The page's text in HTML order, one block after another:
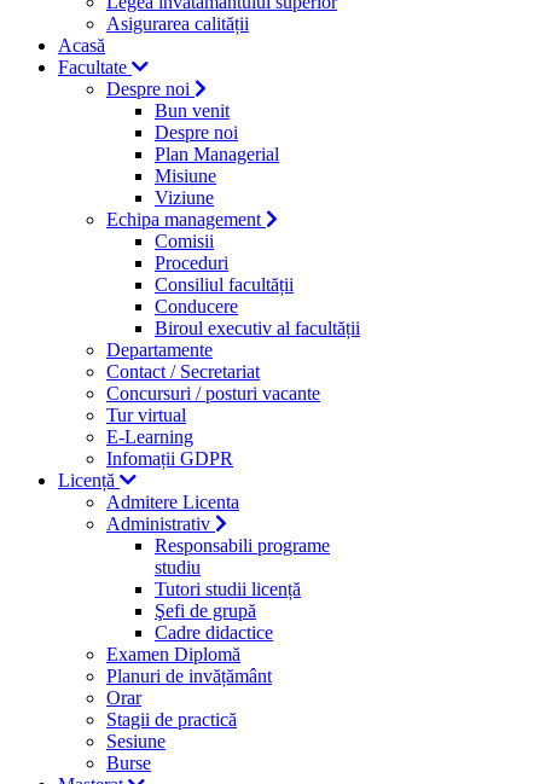
Asigurarea calității
Acasă
Facultate
Despre noi
Bun venit
Despre noi
Plan Managerial
Misiune
Viziune
Echipa management
Comisii
Proceduri
Consiliul facultății
Conducere
Biroul executiv al facultății
Departamente
Contact / Secretariat
Concursuri / posturi vacante
Tur virtual
E-Learning
Infomații GDPR
Licență
Admitere Licenta
Administrativ
Responsabili programe
studiu
Tutori studii licență
Şefi de grupă
Cadre didactice
Examen Diplomă
Planuri de invățământ
Orar
Stagii de practică
Sesiune
Burse